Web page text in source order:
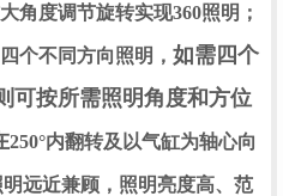
角度调节旋转实现360照明；
个不同方向照明 ， 如需四个
可按所需照明角度和方位
250°内翻转及以气缸为轴心向
远近兼顾，照明亮度高、范